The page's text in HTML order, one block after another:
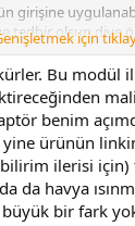
girişine
tedbir olsun diye
bir güç limiti
ayarlarla birinci
ısınması
şekilde
İkinci videoda
en fazla
için
Bu modül
benim
ürünün
ilerisi için)
da havya
bir fark